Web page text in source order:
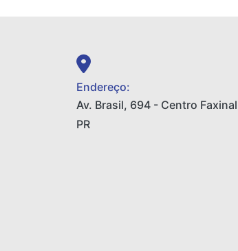
Endereço:
Av. Brasil, 694 - Centro
PR